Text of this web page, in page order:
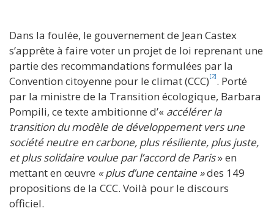
Dans la foulée, le gouvernement de Jean Castex
s’apprête à faire voter un projet de loi reprenant une
partie des recommandations formulées par la
Convention citoyenne pour le climat (CCC)[2]. Porté
par la ministre de la Transition écologique, Barbara
Pompili, ce texte ambitionne d’« accélérer la
transition du modèle de développement vers une
société neutre en carbone, plus résiliente, plus juste,
et plus solidaire voulue par l’accord de Paris» en
mettant en œuvre « plus d’une centaine »des 149
propositions de la CCC. Voilà pour le discours
officiel.